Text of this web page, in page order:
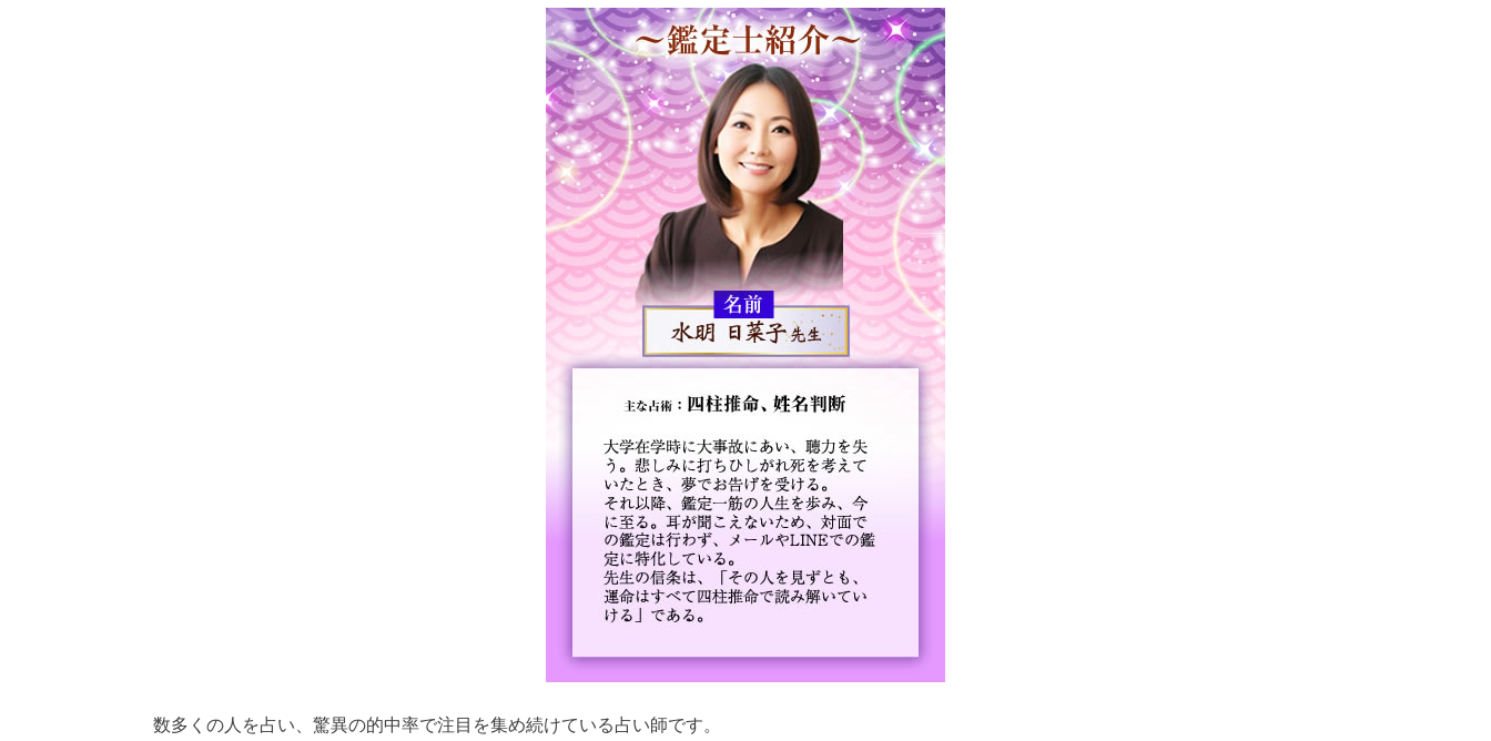
数多くの人を占い、驚異の的中率で注目を集め続けている占い師です。